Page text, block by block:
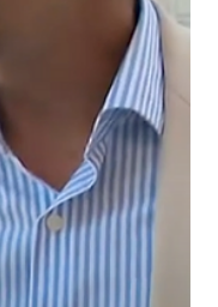
como las
público y ocupe un
más vistos del
con FANDIT ,
autónomos y
subvenciones. Esta
que impiden a miles de